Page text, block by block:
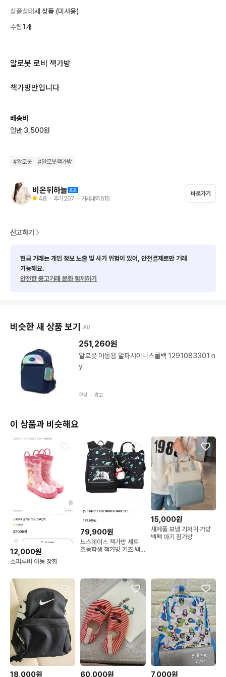
상품상태새 상품 (미사용)
수량1개
알로봇 로비 책가방
책가방만입니다
배송비
일반 3,500원
#알로봇 #알로봇책가방
비온뒤하늘
4.8 ・ 후기 207 ・ 거래내역 615
바로가기
신고하기
현금 거래는 개인 정보 노출 및 사기 위험이 있어, 안전결제로만 거래
가능해요.
안전한 중고거래 문화 함께하기
비슷한 새 상품 보기 AD
251,260원
알로봇 아동용 알파샤이니스쿨백 1291083301 n
y
쿠팡 ・ 광고
이 상품과 비슷해요
12,000원
소피루비 아동 장화
79,900원
노스페이스 책가방 세트
초등학생 책가방 키즈 백
15,000원
새제품 보냉 기저귀 가방
백팩 아기 짐가방
18,000원 60,000원 7,000원